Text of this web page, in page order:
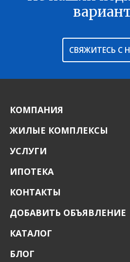
СВЯЖИТЕСЬ С
КОМПАНИЯ
ЖИЛЫЕ КОМПЛЕКСЫ
УСЛУГИ
ИПОТЕКА
КОНТАКТЫ
ДОБАВИТЬ ОБЪЯВЛЕНИЕ
КАТАЛОГ
БЛОГ